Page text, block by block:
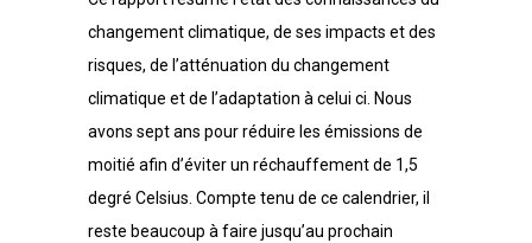
changement climatique, de ses impacts et des
risques, de l’atténuation du changement
climatique et de l’adaptation à celui ci. Nous
avons sept ans pour réduire les émissions de
moitié afin d’éviter un réchauffement de 1,5
degré Celsius. Compte tenu de ce calendrier, il
reste beaucoup à faire jusqu’au prochain